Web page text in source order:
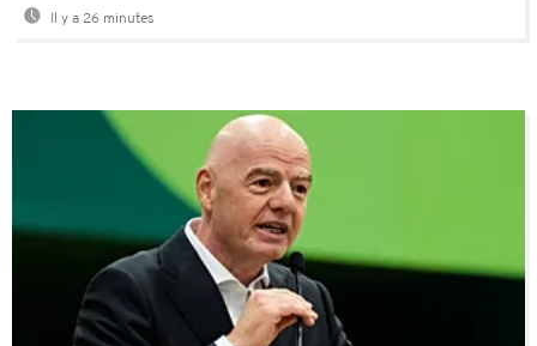
Il y a 26 minutes